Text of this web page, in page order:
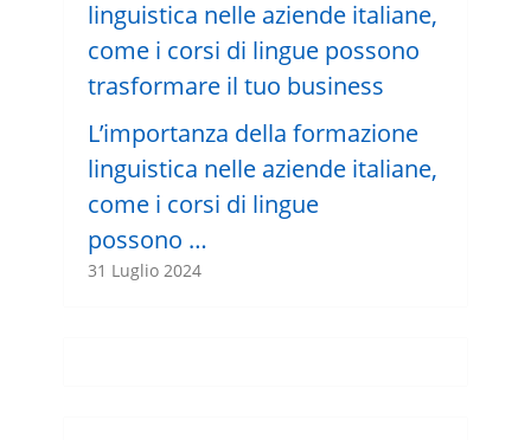
L’importanza della formazione
linguistica nelle aziende italiane,
come i corsi di lingue
possono …
31 Luglio 2024